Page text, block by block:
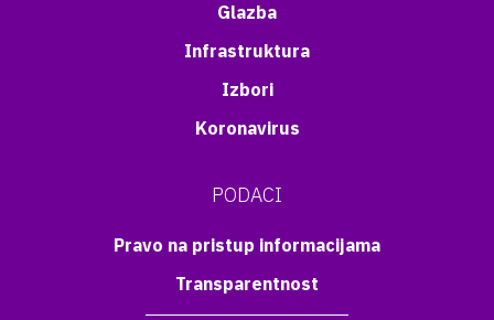
Glazba
Infrastruktura
Izbori
Koronavirus
PODACI
Pravo na pristup informacijama
Transparentnost